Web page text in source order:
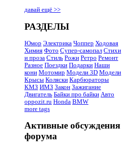
давай ещё >>
РАЗДЕЛЫ
Юмор Электрика Чоппер Ходовая
Химия Фото Супер-самопал Стихи
и проза Стиль Рожи Ретро Ремонт
Разное Поездки Подарки Наши
кони Мотомир Модели 3D Модели
Крысы Коляски Карбюраторы
КМЗ ИМЗ Закон Зажигание
Двигатель Байки про байки Авто
oppozit.ru Honda BMW
more tags
Активные обсуждения
форума